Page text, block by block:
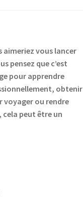
aimeriez vous lancer
pensez que c’est
pour apprendre
obtenir
voyager ou rendre
cela peut être un